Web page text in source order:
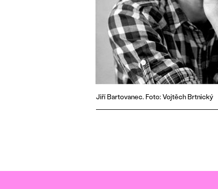
Jiří Bartovanec. Foto: Vojtěch Brtnický